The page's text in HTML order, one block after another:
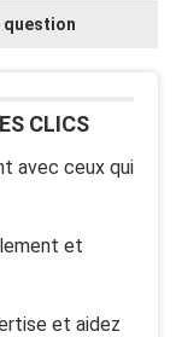
question
CLICS
avec ceux qui
et
et aidez